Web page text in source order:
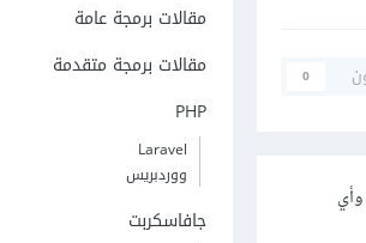
0
مقالات برمجة عامة
مقالات برمجة متقدمة
PHP
Laravel
ووردبريس
جافاسكربت